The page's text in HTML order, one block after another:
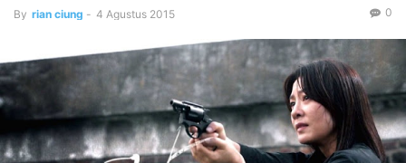
By rian ciung - 4 Agustus 2015 0